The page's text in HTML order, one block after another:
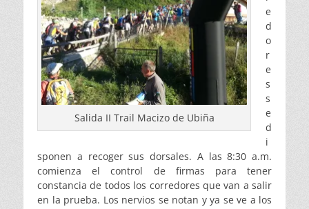
Salida II Trail Macizo de Ubiña
e
d
o
r
e
s
s
e
d
i
sponen a recoger sus dorsales. A las 8:30 a.m.
comienza el control de firmas para tener
constancia de todos los corredores que van a salir
en la prueba. Los nervios se notan y ya se ve a los